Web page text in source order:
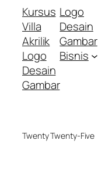
Kursus
Villa
Akrilik
Logo
Desain
Gambar
Logo
Desain
Gambar
Bisnis
Twenty Twenty-Five